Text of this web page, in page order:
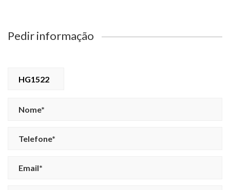
Pedir informação
HG1522